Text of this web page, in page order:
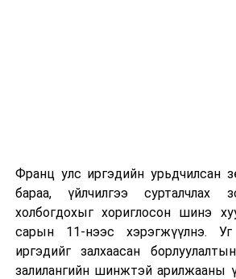
хуулийн төсөл /Улсын
Их Хурлын гишүүн
П.Сайнзориг нарын 9
гишүүн 2025.06.19-ний
өдөр өргөн мэдүүлсэн,
хэлэлцэх эсэх, асуулт,
Франц улс иргэдийн урьдчилсан
бараа, үйлчилгээ сурталчлах
холбогдохыг хориглосон шинэ
сарын 11-нээс хэрэгжүүлнэ.
иргэдийг залхаасан
залилангийн шинжтэй арилжааны